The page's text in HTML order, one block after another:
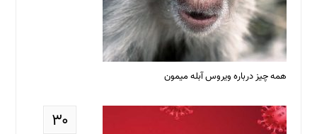
همه چیز درباره ویروس آبله میمون
۳۰